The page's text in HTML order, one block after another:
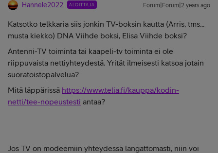
Hannele2022 ALOITTAJA Forum|Forum|2 years ago
Katsotko telkkaria siis jonkin TV-boksin kautta (Arris, tms...
musta kiekko) DNA Viihde boksi, Elisa Viihde boksi?
Antenni-TV toiminta tai kaapeli-tv toiminta ei ole
riippuvaista nettiyhteydestä. Yrität ilmeisesti katsoa jotain
suoratoistopalvelua?
Mitä läppärissä https://www.telia.fi/kauppa/kodin-
netti/tee-nopeustesti antaa?
Jos TV on modeemiin yhteydessä langattomasti, niin voi